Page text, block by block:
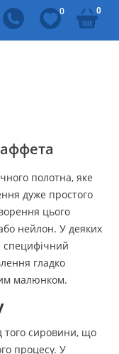
0 0
полотна, яке
дуже простого
цього
нейлон. У деяких
специфічний
гладко
малюнком.
того сировини, що
процесу. У